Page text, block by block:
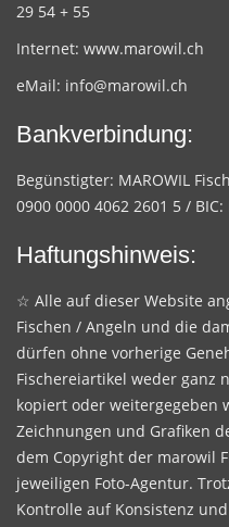
29 54 + 55
Internet: www.marowil.ch
eMail: info@marowil.ch
Bankverbindung:
Begünstigter: MAROWIL
0900 0000 4062 2601 5 / BIC:
Haftungshinweis:
☆ Alle auf dieser Website
Fischen / Angeln und die
dürfen ohne vorherige
Fischereiartikel weder ganz
kopiert oder weitergegeben
Zeichnungen und Grafiken
dem Copyright der marowil
jeweiligen Foto-Agentur.
Kontrolle auf Konsistenz